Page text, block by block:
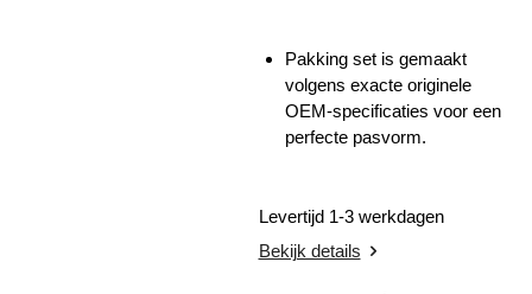
Pakking set is gemaakt
volgens exacte originele
OEM-specificaties voor een
perfecte pasvorm.
Levertijd 1-3 werkdagen
Bekijk details